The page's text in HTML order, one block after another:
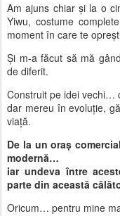
Am ajuns chiar și la o
Yiwu, costume
moment în care te
Și m-a făcut să mă
de diferit.
Construit pe idei vechi…
dar mereu în evoluție,
viață.
De la un oraș
modernă…
iar undeva între
parte din această
Oricum… pentru mine